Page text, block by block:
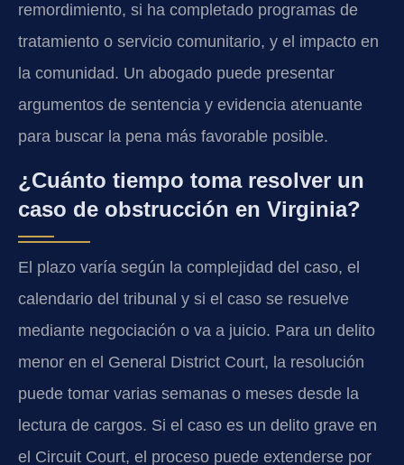
remordimiento, si ha completado programas de
tratamiento o servicio comunitario, y el impacto en
la comunidad. Un abogado puede presentar
argumentos de sentencia y evidencia atenuante
para buscar la pena más favorable posible.
¿Cuánto tiempo toma resolver un
caso de obstrucción en Virginia?
El plazo varía según la complejidad del caso, el
calendario del tribunal y si el caso se resuelve
mediante negociación o va a juicio. Para un delito
menor en el General District Court, la resolución
puede tomar varias semanas o meses desde la
lectura de cargos. Si el caso es un delito grave en
el Circuit Court, el proceso puede extenderse por